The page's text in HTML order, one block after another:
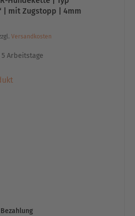
| mit Zugstopp | 4mm
Versandkosten
5 Arbeitstage
Produkt
gewählt